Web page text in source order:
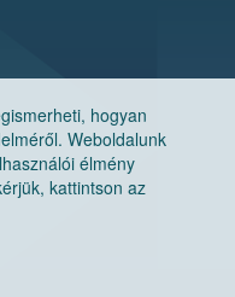
hogyan
Weboldalunk
élmény
kattintson az